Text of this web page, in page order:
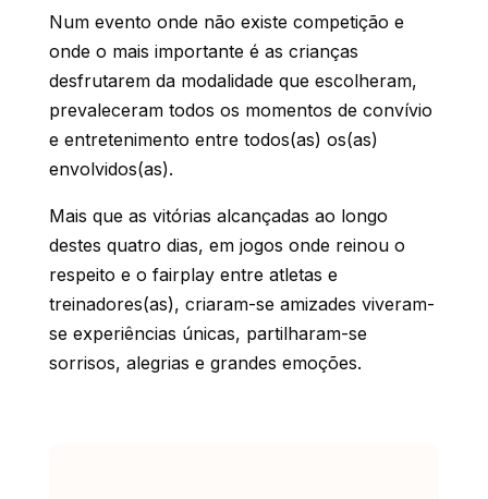
Num evento onde não existe competição e
onde o mais importante é as crianças
desfrutarem da modalidade que escolheram,
prevaleceram todos os momentos de convívio
e entretenimento entre todos(as) os(as)
envolvidos(as).
Mais que as vitórias alcançadas ao longo
destes quatro dias, em jogos onde reinou o
respeito e o fairplay entre atletas e
treinadores(as), criaram-se amizades viveram-
se experiências únicas, partilharam-se
sorrisos, alegrias e grandes emoções.